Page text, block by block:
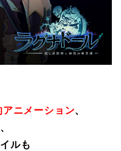
アニメーション、
、
ルも